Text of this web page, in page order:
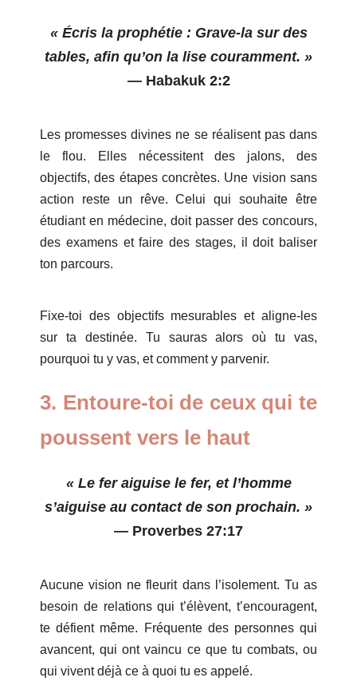
Warning
/home/leadeuse/public_html/wp-
122
Warning
/home/leadeuse/public_html/wp-
content/themes/dotlife/lib/menu.lib.php
« Écris la prophétie : Grave-la sur des
tables, afin qu’on la lise couramment. »
— Habakuk 2:2
Les promesses divines ne se réalisent pas dans
le flou. Elles nécessitent des jalons, des
objectifs, des étapes concrètes. Une vision sans
action reste un rêve. Celui qui souhaite être
étudiant en médecine, doit passer des concours,
des examens et faire des stages, il doitbaliser
ton parcours.
Fixe-toi des objectifs mesurables et aligne-les
sur ta destinée. Tu sauras alors où tu vas,
pourquoi tu y vas, et comment y parvenir.
3. Entoure-toi de ceux qui te
poussent vers le haut
« Le fer aiguise le fer, et l’homme
s’aiguise au contact de son prochain. »
— Proverbes 27:17
Aucune vision ne fleurit dans l’isolement. Tu as
besoin de relations qui t’élèvent, t’encouragent,
te défient même. Fréquente des personnes qui
avancent, qui ont vaincu ce que tu combats, ou
qui vivent déjà ce à quoi tu es appelé.